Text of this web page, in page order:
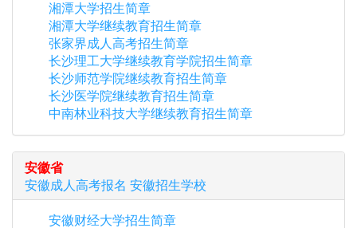
湘潭大学招生简章
湘潭大学继续教育招生简章
张家界成人高考招生简章
长沙理工大学继续教育学院招生简章
长沙师范学院继续教育招生简章
长沙医学院继续教育招生简章
中南林业科技大学继续教育招生简章
安徽省
安徽成人高考报名 安徽招生学校
安徽财经大学招生简章